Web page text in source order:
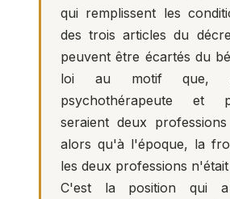
qui remplissent les
des trois articles du
peuvent être écartés du
loi au motif que,
psychothérapeute et
seraient deux
alors qu'à l'époque, la
les deux professions
C'est la position qui